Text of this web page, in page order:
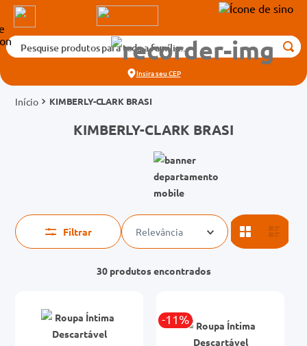
Pesquise produtos para toda a família...
Termos mais buscados
2º
fralda
tadalafila 5mg
7
protetor solar
8º
tadalafila 20mg
Insira seu CEP
KIMBERLY-CLARK BRASI
KIMBERLY-CLARK BRASI
Filtrar Relevância
30 produtos
-11%